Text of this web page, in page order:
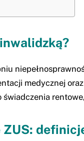
medycznej
świadczenia